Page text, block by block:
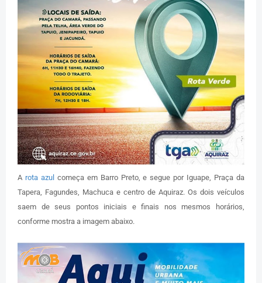
A rota azul começa em Barro Preto, e segue por Iguape, Praça da
Tapera, Fagundes, Machuca e centro de Aquiraz. Os dois veículos
saem de seus pontos iniciais e finais nos mesmos horários,
conforme mostra a imagem abaixo.